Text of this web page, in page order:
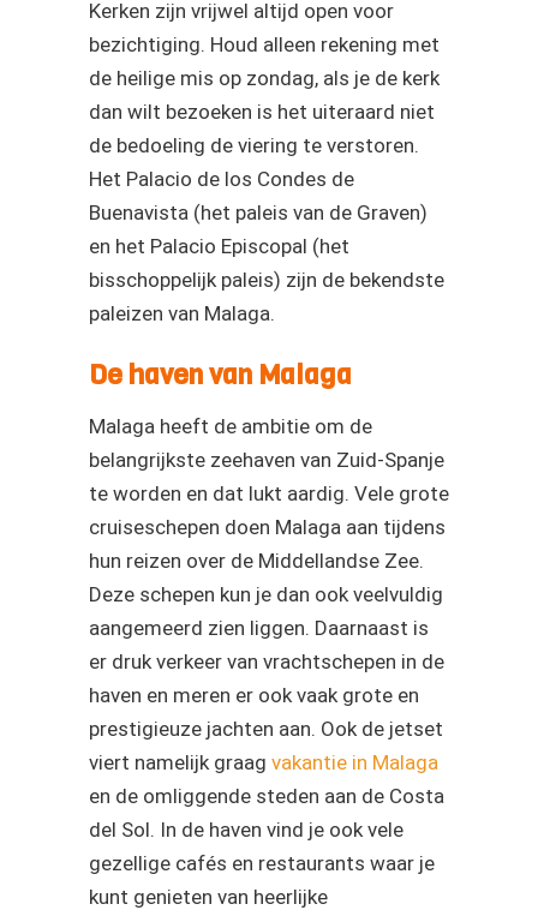
Kerken zijn vrijwel altijd open voor
bezichtiging. Houd alleen rekening met
de heilige mis op zondag, als je de kerk
dan wilt bezoeken is het uiteraard niet
de bedoeling de viering te verstoren.
Het Palacio de los Condes de
Buenavista (het paleis van de Graven)
en het Palacio Episcopal (het
bisschoppelijk paleis) zijn de bekendste
paleizen van Malaga.
De haven van Malaga
Malaga heeft de ambitie om de
belangrijkste zeehaven van Zuid-Spanje
te worden en dat lukt aardig. Vele grote
cruiseschepen doen Malaga aan tijdens
hun reizen over de Middellandse Zee.
Deze schepen kun je dan ook veelvuldig
aangemeerd zien liggen. Daarnaast is
er druk verkeer van vrachtschepen in de
haven en meren er ook vaak grote en
prestigieuze jachten aan. Ook de jetset
viert namelijk graag vakantie in Malaga
en de omliggende steden aan de Costa
del Sol. In de haven vind je ook vele
gezellige cafés en restaurants waar je
kunt genieten van heerlijke